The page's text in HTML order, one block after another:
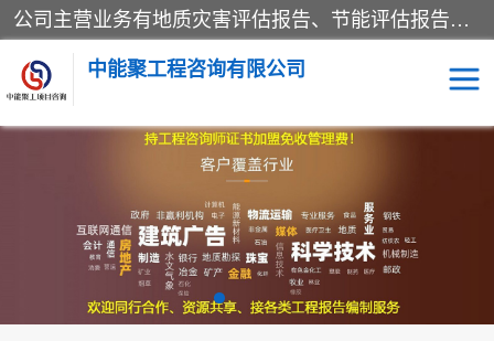
公司主营业务有地质灾害评估报告、节能评估报告、水土保持验收、水资源论证、土地复垦报告、项目可行性研究报告等。是经国家工商总局批准，在法律、法规、决定规定禁止的不得经营；法律、法规、决定规定应当许可（审批）的，经审批机关批准后凭许可（审批）文件经营;法律、法规，市场主体自主选择经营。
中能聚工程咨询有限公司
水资源论证报告 土地复垦报告
地质灾害评估报告 工程项目验收报告